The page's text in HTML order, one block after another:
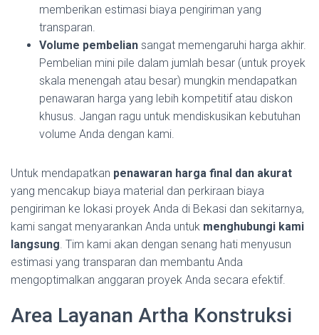
memberikan estimasi biaya pengiriman yang
transparan.
Volume pembelian sangat memengaruhi harga akhir.
Pembelian mini pile dalam jumlah besar (untuk proyek
skala menengah atau besar) mungkin mendapatkan
penawaran harga yang lebih kompetitif atau diskon
khusus. Jangan ragu untuk mendiskusikan kebutuhan
volume Anda dengan kami.
Untuk mendapatkan penawaran harga final dan akurat
yang mencakup biaya material dan perkiraan biaya
pengiriman ke lokasi proyek Anda di Bekasi dan sekitarnya,
kami sangat menyarankan Anda untuk menghubungi kami
langsung. Tim kami akan dengan senang hati menyusun
estimasi yang transparan dan membantu Anda
mengoptimalkan anggaran proyek Anda secara efektif.
Area Layanan Artha Konstruksi